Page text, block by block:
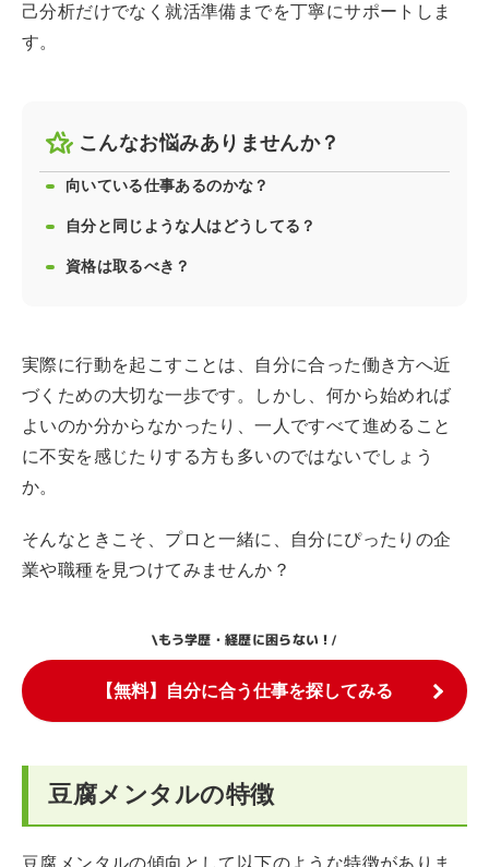
己分析だけでなく就活準備までを丁寧にサポートしま
す。
こんなお悩みありませんか？
向いている仕事あるのかな？
自分と同じような人はどうしてる？
資格は取るべき？
実際に行動を起こすことは、自分に合った働き方へ近
づくための大切な一歩です。しかし、何から始めれば
よいのか分からなかったり、一人ですべて進めること
に不安を感じたりする方も多いのではないでしょう
か。
そんなときこそ、プロと一緒に、自分にぴったりの企
業や職種を見つけてみませんか？
\もう学歴・経歴に困らない！/
【無料】自分に合う仕事を探してみる
豆腐メンタルの特徴